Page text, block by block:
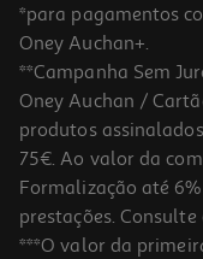
Fita Correctora Auchan
*para pagamentos
Oney Auchan+.
**Campanha Sem
Oney Auchan /
produtos
75€. Ao valor da
Formalização até
prestações.
***O valor da